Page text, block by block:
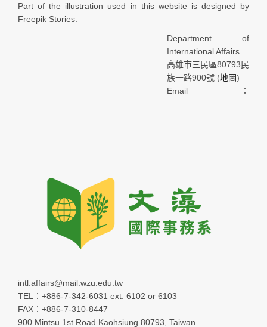
Part of the illustration used in this website is designed by
Freepik Stories.
Department of
International Affairs
高雄市三民區80793民
族一路900號 (地圖)
Email：
intl.affairs@mail.wzu.edu.tw
TEL：+886-7-342-6031 ext. 6102 or 6103
FAX：+886-7-310-8447
900 Mintsu 1st Road Kaohsiung 80793, Taiwan